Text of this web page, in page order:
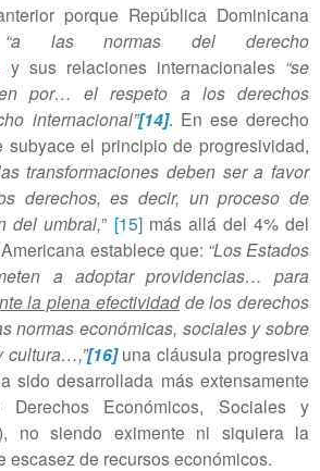
porque República Dominicana
“a las normas del derecho
y sus relaciones internacionales “se
por… el respeto a los derechos
internacional”[14]. En ese derecho
subyace el principio de progresividad,
transformaciones deben ser a favor
derechos, es decir, un proceso de
del umbral,” [15]más allá del 4% del
establece que: “Los Estados
a adoptar providencias… para
la plena efectividadde los derechos
normas económicas, sociales y sobre
cultura…,”[16] una cláusula progresiva
sido desarrollada más extensamente
Económicos, Sociales y
no siendo eximente ni siquiera la
escasez de recursos económicos.